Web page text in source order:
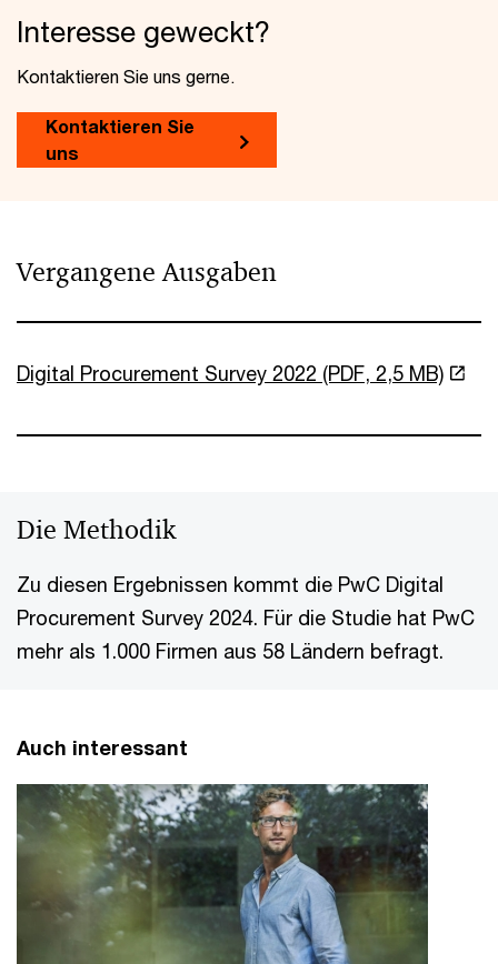
Interesse geweckt?
Kontaktieren Sie uns gerne.
Kontaktieren Sie
uns
Vergangene Ausgaben
Digital Procurement Survey 2022 (PDF, 2,5 MB)
Die Methodik
Zu diesen Ergebnissen kommt die PwC Digital
Procurement Survey 2024. Für die Studie hat PwC
mehr als 1.000 Firmen aus 58 Ländern befragt.
Auch interessant